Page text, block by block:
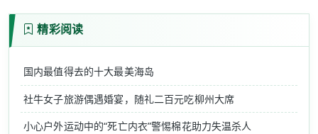
精彩阅读
国内最值得去的十大最美海岛
社牛女子旅游偶遇婚宴，随礼二百元吃柳州大席
小心户外运动中的“死亡内衣”警惕棉花助力失温杀人